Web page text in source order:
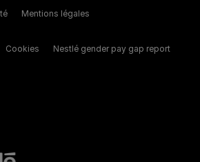
Mentions légales
Cookies Nestlé gender pay gap report